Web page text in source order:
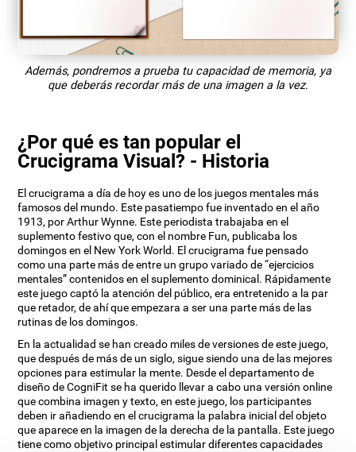
Además, pondremos a prueba tu capacidad de memoria, ya
que deberás recordar más de una imagen a la vez.
¿Por qué es tan popular el
Crucigrama Visual? - Historia
El crucigrama a día de hoy es uno de los juegos mentales más
famosos del mundo. Este pasatiempo fue inventado en el año
1913, por Arthur Wynne. Este periodista trabajaba en el
suplemento festivo que, con el nombre Fun, publicaba los
domingos en el New York World. El crucigrama fue pensado
como una parte más de entre un grupo variado de “ejercicios
mentales” contenidos en el suplemento dominical. Rápidamente
este juego captó la atención del público, era entretenido a la par
que retador, de ahí que empezara a ser una parte más de las
rutinas de los domingos.
En la actualidad se han creado miles de versiones de este juego,
que después de más de un siglo, sigue siendo una de las mejores
opciones para estimular la mente. Desde el departamento de
diseño de CogniFit se ha querido llevar a cabo una versión online
que combina imagen y texto, en este juego, los participantes
deben ir añadiendo en el crucigrama la palabra inicial del objeto
que aparece en la imagen de la derecha de la pantalla. Este juego
tiene como objetivo principal estimular diferentes capacidades